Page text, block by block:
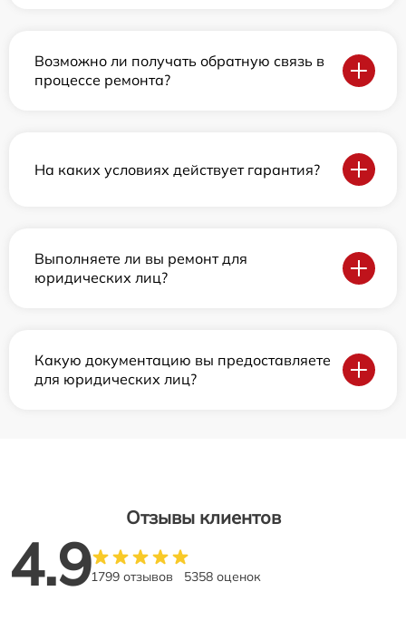
Возможно ли получать обратную связь в
процессе ремонта?
На каких условиях действует гарантия?
Выполняете ли вы ремонт для
юридических лиц?
Какую документацию вы предоставляете
для юридических лиц?
Отзывы клиентов
4.91799 отзывов 5358 оценок